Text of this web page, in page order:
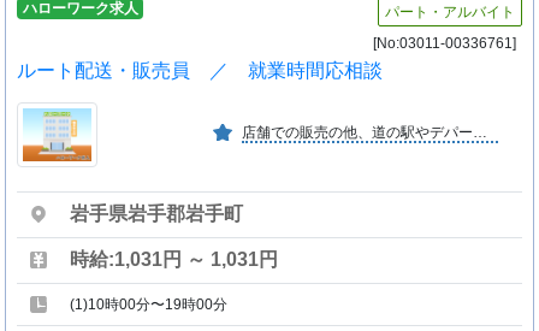
ハローワーク求人
パート・アルバイト
[No:03011-00336761]
ルート配送・販売員 ／ 就業時間応相談
店舗での販売の他、道の駅やデパートでの販売も行っております。国産小麦にこだわった安心安全な商品を提供しております。
岩手県岩手郡岩手町
時給:1,031円 ～ 1,031円
(1)10時00分〜19時00分